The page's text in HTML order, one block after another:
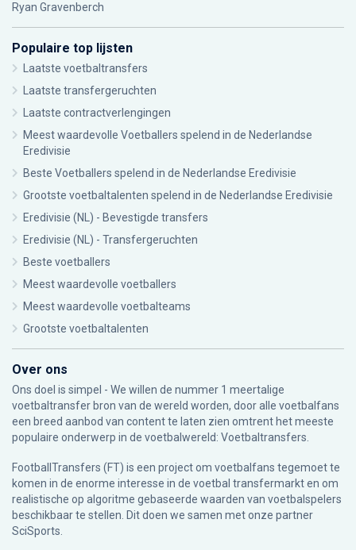
Ryan Gravenberch
Populaire top lijsten
Laatste voetbaltransfers
Laatste transfergeruchten
Laatste contractverlengingen
Meest waardevolle Voetballers spelend in de Nederlandse
Eredivisie
Beste Voetballers spelend in de Nederlandse Eredivisie
Grootste voetbaltalenten spelend in de Nederlandse Eredivisie
Eredivisie (NL) - Bevestigde transfers
Eredivisie (NL) - Transfergeruchten
Beste voetballers
Meest waardevolle voetballers
Meest waardevolle voetbalteams
Grootste voetbaltalenten
Over ons
Ons doel is simpel - We willen de nummer 1 meertalige
voetbaltransfer bron van de wereld worden, door alle voetbalfans
een breed aanbod van content te laten zien omtrent het meeste
populaire onderwerp in de voetbalwereld: Voetbaltransfers.
FootballTransfers (FT) is een project om voetbalfans tegemoet te
komen in de enorme interesse in de voetbal transfermarkt en om
realistische op algoritme gebaseerde waarden van voetbalspelers
beschikbaar te stellen. Dit doen we samen met onze partner
SciSports